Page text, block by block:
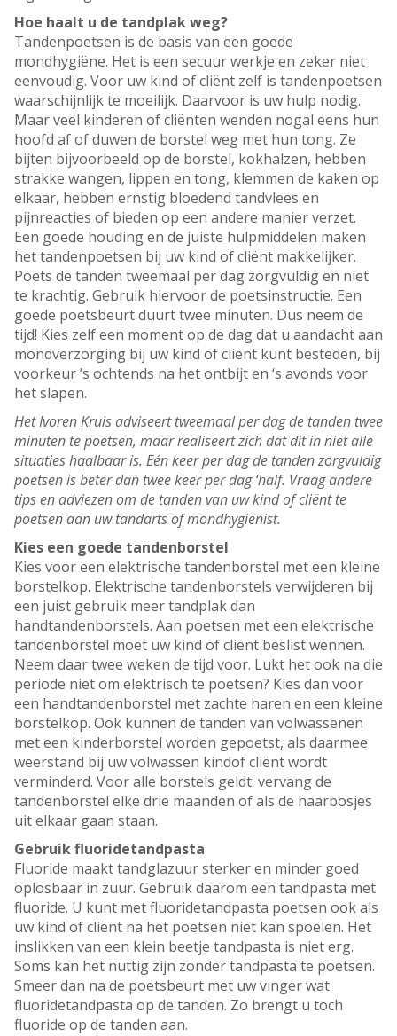
Hoe haalt u de tandplak weg?
Tandenpoetsen is de basis van een goede
mondhygiëne. Het is een secuur werkje en zeker niet
eenvoudig. Voor uw kind of cliënt zelf is tandenpoetsen
waarschijnlijk te moeilijk. Daarvoor is uw hulp nodig.
Maar veel kinderen of cliënten wenden nogal eens hun
hoofd af of duwen de borstel weg met hun tong. Ze
bijten bijvoorbeeld op de borstel, kokhalzen, hebben
strakke wangen, lippen en tong, klemmen de kaken op
elkaar, hebben ernstig bloedend tandvlees en
pijnreacties of bieden op een andere manier verzet.
Een goede houding en de juiste hulpmiddelen maken
het tandenpoetsen bij uw kind of cliënt makkelijker.
Poets de tanden tweemaal per dag zorgvuldig en niet
te krachtig. Gebruik hiervoor de poetsinstructie. Een
goede poetsbeurt duurt twee minuten. Dus neem de
tijd! Kies zelf een moment op de dag dat u aandacht aan
mondverzorging bij uw kind of cliënt kunt besteden, bij
voorkeur ’s ochtends na het ontbijt en ‘s avonds voor
het slapen.
Het Ivoren Kruis adviseert tweemaal per dag de tanden twee
minuten te poetsen, maar realiseert zich dat dit in niet alle
situaties haalbaar is. Eén keer per dag de tanden zorgvuldig
poetsen is beter dan twee keer per dag ‘half. Vraag andere
tips en adviezen om de tanden van uw kind of cliënt te
poetsen aan uw tandarts of mondhygiënist.
Kies een goede tandenborstel
Kies voor een elektrische tandenborstel met een kleine
borstelkop. Elektrische tandenborstels verwijderen bij
een juist gebruik meer tandplak dan
handtandenborstels. Aan poetsen met een elektrische
tandenborstel moet uw kind of cliënt beslist wennen.
Neem daar twee weken de tijd voor. Lukt het ook na die
periode niet om elektrisch te poetsen? Kies dan voor
een handtandenborstel met zachte haren en een kleine
borstelkop. Ook kunnen de tanden van volwassenen
met een kinderborstel worden gepoetst, als daarmee
weerstand bij uw volwassen kindof cliënt wordt
verminderd. Voor alle borstels geldt: vervang de
tandenborstel elke drie maanden of als de haarbosjes
uit elkaar gaan staan.
Gebruik fluoridetandpasta
Fluoride maakt tandglazuur sterker en minder goed
oplosbaar in zuur. Gebruik daarom een tandpasta met
fluoride. U kunt met fluoridetandpasta poetsen ook als
uw kind of cliënt na het poetsen niet kan spoelen. Het
inslikken van een klein beetje tandpasta is niet erg.
Soms kan het nuttig zijn zonder tandpasta te poetsen.
Smeer dan na de poetsbeurt met uw vinger wat
fluoridetandpasta op de tanden. Zo brengt u toch
fluoride op de tanden aan.